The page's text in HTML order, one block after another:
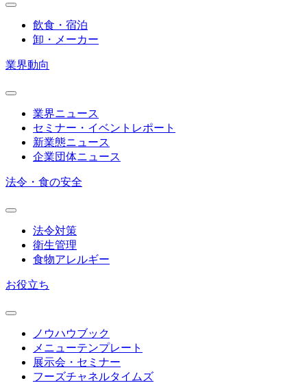
飲食・宿泊
卸・メーカー
業界動向
業界ニュース
セミナー・イベントレポート
新業態ニュース
企業団体ニュース
法令・食の安全
法令対策
衛生管理
食物アレルギー
お役立ち
ノウハウブック
メニューテンプレート
展示会・セミナー
フーズチャネルタイムズ